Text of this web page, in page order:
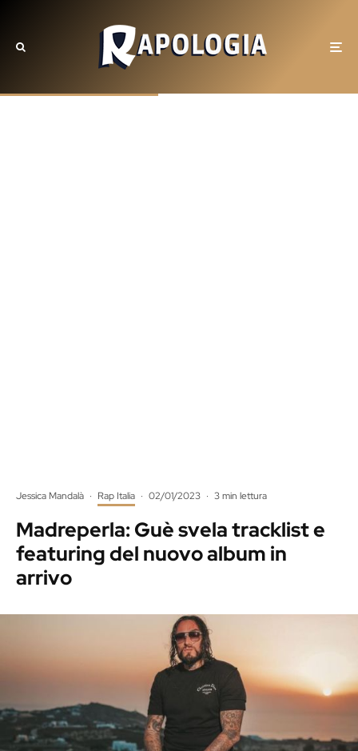
Jessica Mandalà · Rap Italia · 02/01/2023 · 3 min lettura
Madreperla: Guè svela tracklist e
featuring del nuovo album in
arrivo